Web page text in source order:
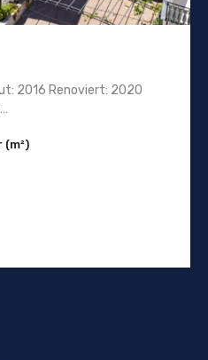
2016 Renoviert: 2020
(m²)